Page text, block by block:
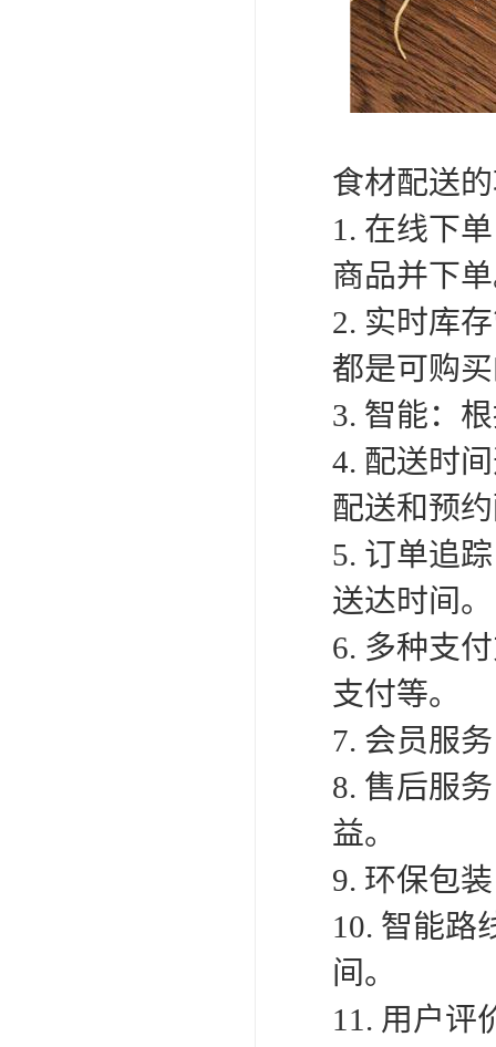
食材配送
1. 在线下
商品并下
2. 实时库
都是可购
3. 智能：
4. 配送时
配送和预
5. 订单追
送达时间。
6. 多种支
支付等。
7. 会员服
8. 售后服
益。
9. 环保包
10. 智能路
间。
11. 用户评